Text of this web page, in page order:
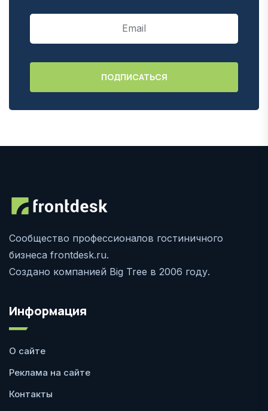
Сообщество профессионалов гостиничного
бизнеса frontdesk.ru.
Создано компанией Big Tree в 2006 году.
Информация
О сайте
Реклама на сайте
Контакты